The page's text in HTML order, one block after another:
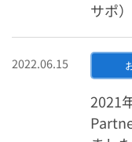
サポ
2022.06.15
2021